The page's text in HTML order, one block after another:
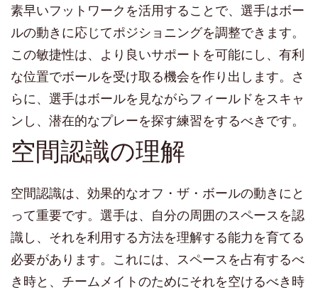
素早いフットワークを活用することで、選手はボー
ルの動きに応じてポジショニングを調整できます。
この敏捷性は、より良いサポートを可能にし、有利
な位置でボールを受け取る機会を作り出します。さ
らに、選手はボールを見ながらフィールドをスキャ
ンし、潜在的なプレーを探す練習をするべきです。
空間認識の理解
空間認識は、効果的なオフ・ザ・ボールの動きにと
って重要です。選手は、自分の周囲のスペースを認
識し、それを利用する方法を理解する能力を育てる
必要があります。これには、スペースを占有するべ
き時と、チームメイトのためにそれを空けるべき時